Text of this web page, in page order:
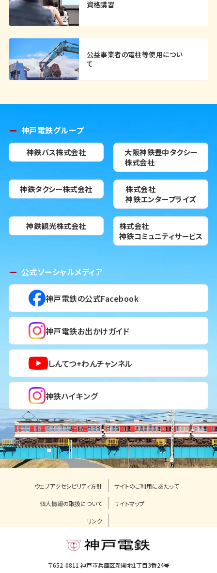
資格講習
公益事業者の電柱等使用につい
て
神戸電鉄グループ
神鉄バス株式会社
大阪神鉄豊中タクシー
株式会社
神鉄タクシー株式会社
株式会社
神鉄エンタープライズ
神鉄観光株式会社
株式会社
神鉄コミュニティサービス
公式ソーシャルメディア
神戸電鉄の公式Facebook
神戸電鉄お出かけガイド
しんてつ+わんチャンネル
神鉄ハイキング
〒652-0811 神戸市兵庫区新開地1丁目3番24号
ウェブアクセシビリティ方針 サイトのご利用にあたって
個人情報の取扱について サイトマップ
リンク